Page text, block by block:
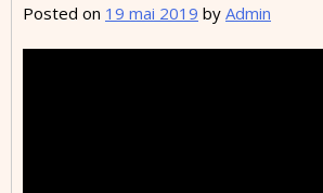
Posted on 19 mai 2019 by Admin